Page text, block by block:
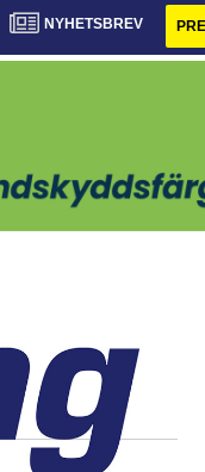
NYHETSBREV